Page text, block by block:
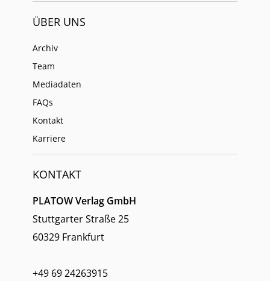
ÜBER UNS
Archiv
Team
Mediadaten
FAQs
Kontakt
Karriere
KONTAKT
PLATOW Verlag GmbH
Stuttgarter Straße 25
60329 Frankfurt
+49 69 24263915